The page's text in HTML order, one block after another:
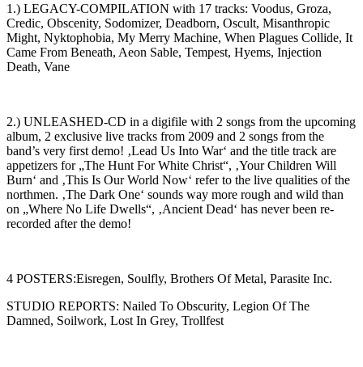
1.) LEGACY-COMPILATION with 17 tracks: Voodus, Groza,
Credic, Obscenity, Sodomizer, Deadborn, Oscult, Misanthropic
Might, Nyktophobia, My Merry Machine, When Plagues Collide, It
Came From Beneath, Aeon Sable, Tempest, Hyems, Injection
Death, Vane
2.) UNLEASHED-CD in a digifile with 2 songs from the upcoming
album, 2 exclusive live tracks from 2009 and 2 songs from the
band’s very first demo! ‚Lead Us Into War‘ and the title track are
appetizers for „The Hunt For White Christ“, ‚Your Children Will
Burn‘ and ‚This Is Our World Now‘ refer to the live qualities of the
northmen. ‚The Dark One‘ sounds way more rough and wild than
on „Where No Life Dwells“, ‚Ancient Dead‘ has never been re-
recorded after the demo!
4 POSTERS:Eisregen, Soulfly, Brothers Of Metal, Parasite Inc.
STUDIO REPORTS: Nailed To Obscurity, Legion Of The
Damned, Soilwork, Lost In Grey, Trollfest